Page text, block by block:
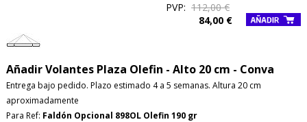
PVP: 112,00 €
84,00 €
Añadir Volantes Plaza Olefin - Alto 20 cm - Conva
Entrega bajo pedido. Plazo estimado 4 a 5 semanas. Altura 20 cm
aproximadamente
Para Ref: Faldón Opcional 898OL Olefin 190 gr